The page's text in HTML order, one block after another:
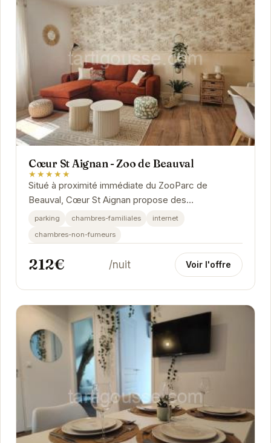
Cœur St Aignan - Zoo de Beauval
★★★★★
Situé à proximité immédiate du ZooParc de
Beauval, Cœur St Aignan propose des
hébergements confortables et fonctionnels. Idéal
parking chambres-familiales
internet
chambres-non-fumeurs
212€ /nuit Voir l'offre